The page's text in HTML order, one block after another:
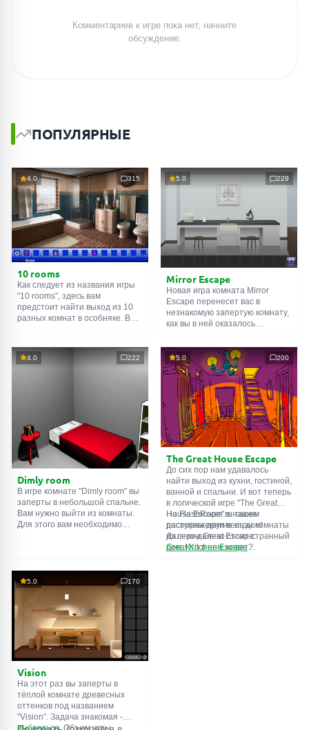
Комментариев к игре пока нет, начните
обсуждение.
ПОПУЛЯРНЫЕ
4.0 315
10 rooms
Как следует из названия игры
"10 rooms", здесь вам
предстоит найти выход из 10
разных комнат в особняке. В
их, чтобы выйти. Выход из
одной комнаты является
5.0 229
Mirror Escape
Новая игра комната Mirror
Escape перенесет вас в
незнакомую запертую комнату,
как вы в ней оказалось
смекалки попробуйте решить
все, приготовленные авторами
для вас, головоломки и найти
выход на свободу.
Внимательно осмотрите
помещение, возможно вы
сможете найти какие-нибудь
подсказки. Желаем удачи!
4.0 222
Dimly room
В игре комнате "Dimly room" вы
заперты в небольшой спальне.
Вам нужно выйти из комнаты.
Для этого вам необходимо
5.0 200
The Great House Escape
До сих пор нам удавалось
найти выход из кухни, гостиной,
ванной и спальни. И вот теперь
в логической игре "The Great
House Escape" в нашем
распоряжении весь дом!
Далеко-далеко стоит странный
дом. Кто в нем живет?
На FlashRoom.ru также
доступны другие игры комнаты
из серии Great Escape:
Great Kitchen Escape
5.0 170
Vision
На этот раз вы заперты в
тёплой комнате древесных
оттенков под названием
"Vision". Задача знакомая -